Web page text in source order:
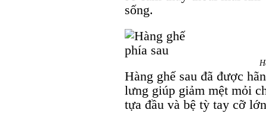
sống.
Hàng ghế sau đã được
lưng giúp giảm mệt mỏi
tựa đầu và bệ tỳ tay cỡ